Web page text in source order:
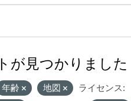
が見つかりました
年齢 地図
ライセンス: